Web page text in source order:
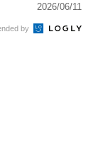
2026/06/11
by